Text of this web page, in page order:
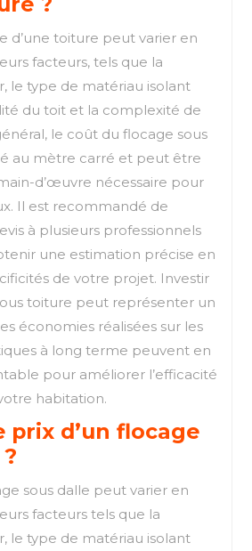
d’une toiture peut varier en
facteurs, tels que la
le type de matériau isolant
du toit et la complexité de
le coût du flocage sous
au mètre carré et peut être
d’œuvre nécessaire pour
Il est recommandé de
à plusieurs professionnels
une estimation précise en
de votre projet. Investir
toiture peut représenter un
économies réalisées sur les
à long terme peuvent en
pour améliorer l’efficacité
habitation.
prix d’un flocage
sous dalle peut varier en
facteurs tels que la
le type de matériau isolant